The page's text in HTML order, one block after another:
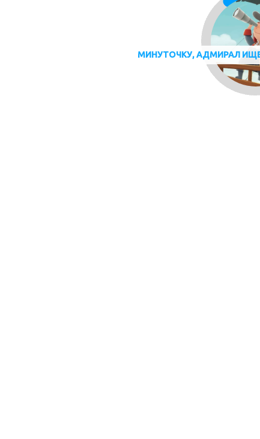
МИНУТОЧКУ, АДМИРАЛ